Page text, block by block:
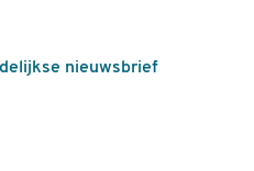
nieuwsbrief